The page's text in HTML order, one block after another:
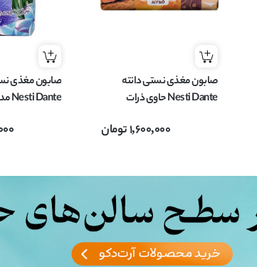
صابون مغذی نستی دانته
Nesti Dante حاوی ذرات
Mediterranean plum
1,600,000تومان
صابون مغذی